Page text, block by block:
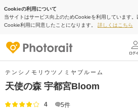
Cookieの利用について
当サイトはサービス向上のためCookieを利用しています。
Cookie利用に同意したことになります。 詳しくはこちら
テンシノモリウツノミヤブルーム
天使の森 宇都宮Bloom
4 5件